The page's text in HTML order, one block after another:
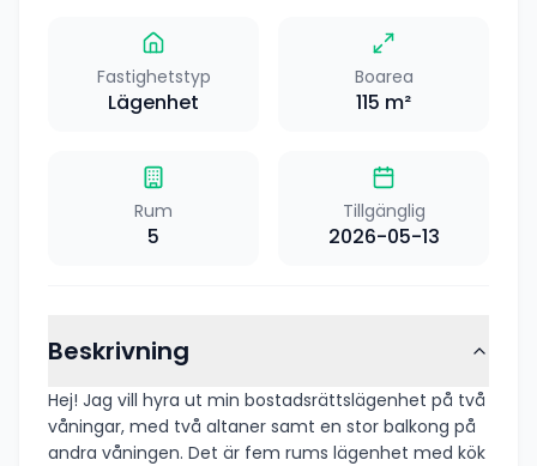
Fastighetstyp
Lägenhet
Boarea
115 m²
Rum
5
Tillgänglig
2026-05-13
Beskrivning
Hej! Jag vill hyra ut min bostadsrättslägenhet på två
våningar, med två altaner samt en stor balkong på
andra våningen. Det är fem rums lägenhet med kök